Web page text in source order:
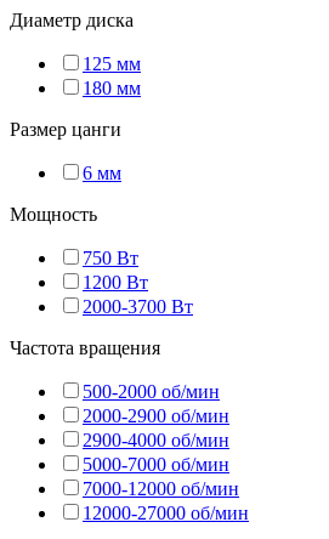
Диаметр диска
125 мм
180 мм
Размер цанги
6 мм
Мощность
750 Вт
1200 Вт
2000-3700 Вт
Частота вращения
500-2000 об/мин
2000-2900 об/мин
2900-4000 об/мин
5000-7000 об/мин
7000-12000 об/мин
12000-27000 об/мин